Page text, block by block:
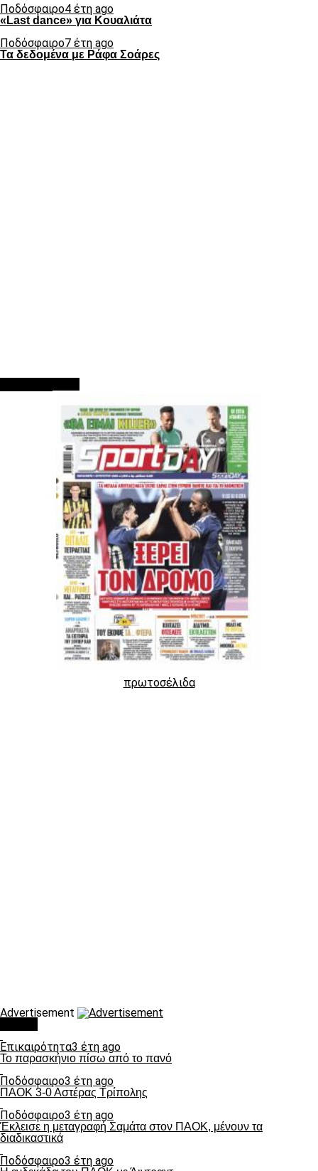
Ποδόσφαιρο4 έτη ago
«Last dance» για Κουαλιάτα
Ποδόσφαιρο7 έτη ago
Τα δεδομένα με Ράφα Σοάρες
πρωτοσέλιδα
Advertisement
Επικαιρότητα3 έτη ago
Το παρασκήνιο πίσω από το πανό
Ποδόσφαιρο3 έτη ago
ΠΑΟΚ 3-0 Αστέρας Τρίπολης
Ποδόσφαιρο3 έτη ago
Έκλεισε η μεταγραφή Σαμάτα στον ΠΑΟΚ, μένουν τα
διαδικαστικά
Ποδόσφαιρο3 έτη ago